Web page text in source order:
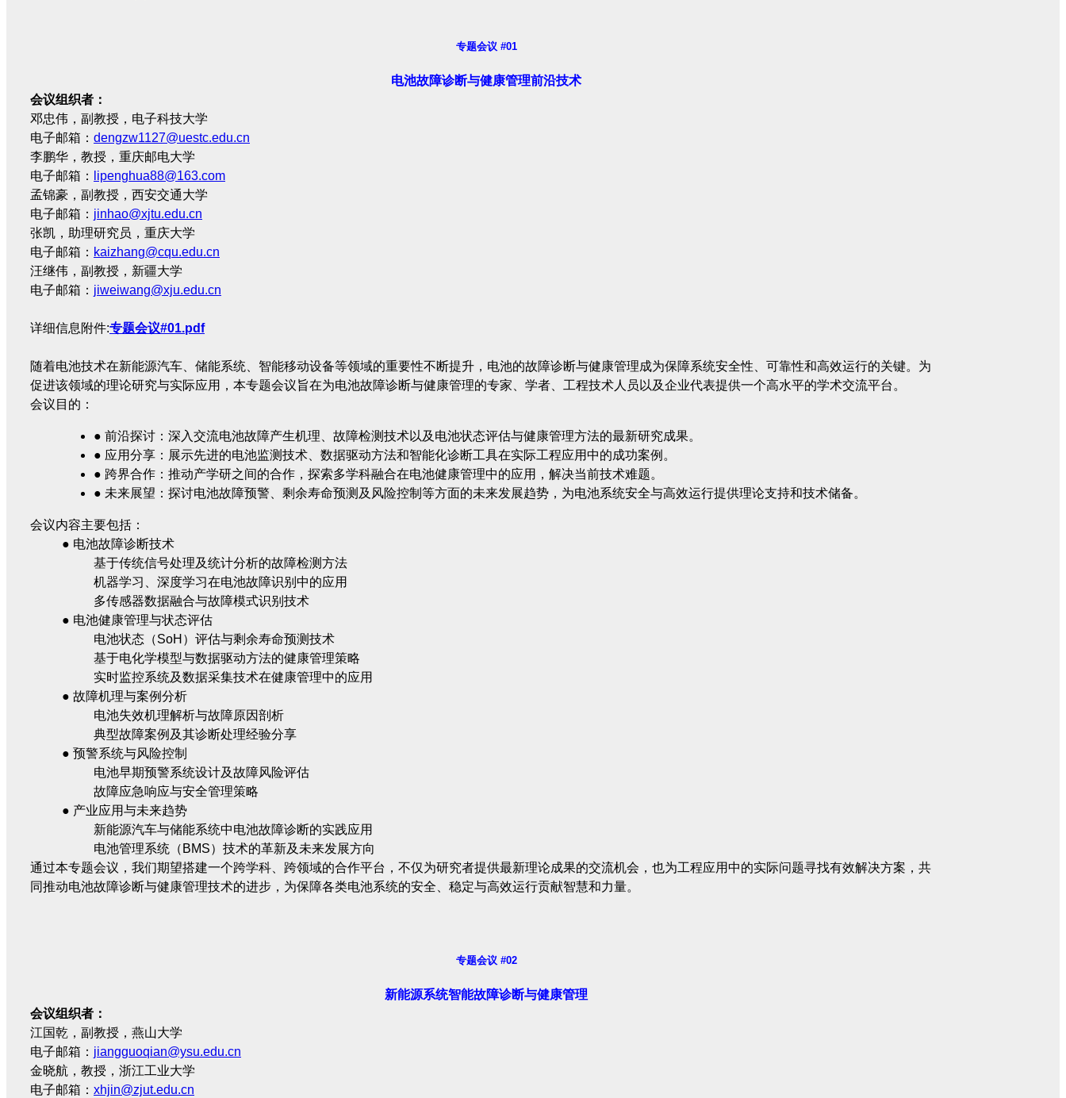
专题会议 #01
电池故障诊断与健康管理前沿技术
会议组织者：
邓忠伟，副教授，电子科技大学
电子邮箱： dengzw1127@uestc.edu.cn
李鹏华，教授，重庆邮电大学
电子邮箱：
lipenghua88@163.com
孟锦豪，副教授，西安交通大学
电子邮箱： jinhao@xjtu.edu.cn
张凯，助理研究员，重庆大学
电子邮箱： kaizhang@cqu.edu.cn
汪继伟，副教授，新疆大学
电子邮箱： jiweiwang@xju.edu.cn
详细信息附件:专题会议#01.pdf
随着电池技术在新能源汽车、储能系统、智能移动设备等领域的重要性不断提升，电池的故障诊断与健康管理成为保障系统安全性、可靠性和高效运行的关键。为
促进该领域的理论研究与实际应用，本专题会议旨在为电池故障诊断与健康管理的专家、学者、工程技术人员以及企业代表提供一个高水平的学术交流平台。
会议目的：
● 前沿探讨：深入交流电池故障产生机理、故障检测技术以及电池状态评估与健康管理方法的最新研究成果。
● 应用分享：展示先进的电池监测技术、数据驱动方法和智能化诊断工具在实际工程应用中的成功案例。
● 跨界合作：推动产学研之间的合作，探索多学科融合在电池健康管理中的应用，解决当前技术难题。
● 未来展望：探讨电池故障预警、剩余寿命预测及风险控制等方面的未来发展趋势，为电池系统安全与高效运行提供理论支持和技术储备。
会议内容主要包括：
● 电池故障诊断技术
基于传统信号处理及统计分析的故障检测方法
机器学习、深度学习在电池故障识别中的应用
多传感器数据融合与故障模式识别技术
● 电池健康管理与状态评估
电池状态（SoH）评估与剩余寿命预测技术
基于电化学模型与数据驱动方法的健康管理策略
实时监控系统及数据采集技术在健康管理中的应用
● 故障机理与案例分析
电池失效机理解析与故障原因剖析
典型故障案例及其诊断处理经验分享
● 预警系统与风险控制
电池早期预警系统设计及故障风险评估
故障应急响应与安全管理策略
● 产业应用与未来趋势
新能源汽车与储能系统中电池故障诊断的实践应用
电池管理系统（BMS）技术的革新及未来发展方向
通过本专题会议，我们期望搭建一个跨学科、跨领域的合作平台，不仅为研究者提供最新理论成果的交流机会，也为工程应用中的实际问题寻找有效解决方案，共
同推动电池故障诊断与健康管理技术的进步，为保障各类电池系统的安全、稳定与高效运行贡献智慧和力量。
专题会议 #02
新能源系统智能故障诊断与健康管理
会议组织者：
江国乾，副教授，燕山大学
电子邮箱： jiangguoqian@ysu.edu.cn
金晓航，教授，浙江工业大学
电子邮箱： xhjin@zjut.edu.cn